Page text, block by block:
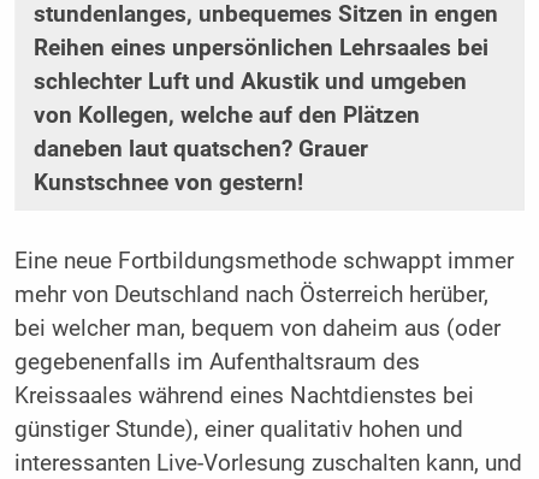
stundenlanges, unbequemes Sitzen in engen
Reihen eines unpersönlichen Lehrsaales bei
schlechter Luft und Akustik und umgeben
von Kollegen, welche auf den Plätzen
daneben laut quatschen? Grauer
Kunstschnee von gestern!
Eine neue Fortbildungsmethode schwappt immer
mehr von Deutschland nach Österreich herüber,
bei welcher man, bequem von daheim aus (oder
gegebenenfalls im Aufenthaltsraum des
Kreissaales während eines Nachtdienstes bei
günstiger Stunde), einer qualitativ hohen und
interessanten Live-Vorlesung zuschalten kann, und